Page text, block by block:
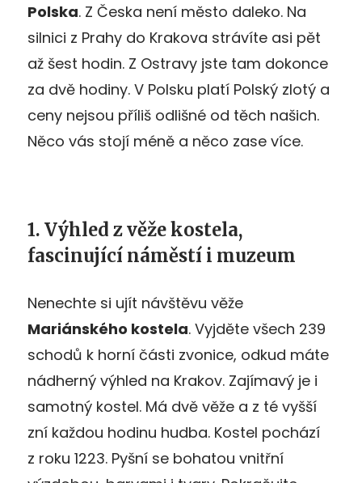
Polska. Z Česka není město daleko. Na
silnici z Prahy do Krakova strávíte asi pět
až šest hodin. Z Ostravy jste tam dokonce
za dvě hodiny. V Polsku platí Polský zlotý a
ceny nejsou příliš odlišné od těch našich.
Něco vás stojí méně a něco zase více.
1. Výhled z věže kostela,
fascinující náměstí i muzeum
Nenechte si ujít návštěvu věže
Mariánského kostela. Vyjděte všech 239
schodů k horní části zvonice, odkud máte
nádherný výhled na Krakov. Zajímavý je i
samotný kostel. Má dvě věže a z té vyšší
zní každou hodinu hudba. Kostel pochází
z roku 1223. Pyšní se bohatou vnitřní